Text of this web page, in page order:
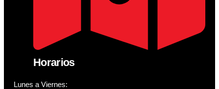
Horarios
Lunes a Viernes: